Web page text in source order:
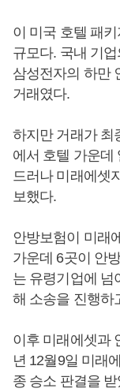
이 미국 호텔 패
규모다. 국내 기
삼성전자의 하만
거래였다.
하지만 거래가 최
에서 호텔 가운데
드러나 미래에셋
보했다.
안방보험이 미래
가운데 6곳이 안
는 유령기업에 넘
해 소송을 진행하
이후 미래에셋과
년 12월9일 미래
종 승소 판결을